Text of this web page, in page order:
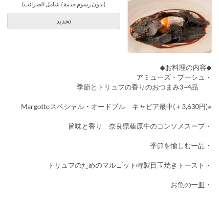
(بدون رسوم خدمة / شامل الضرائب)
تحديد
◆お料理の内容◆
・アミューズ・ブーシュ
※Margottoスペシャル・オードブル キャビア最中(＋3,630円)
・旨味と香り 奈良県榛原牛のコンソメスープ
・季節を愉しむ一品
・トリュフのためのマルゴット特製目玉焼きトースト
・お魚の一皿